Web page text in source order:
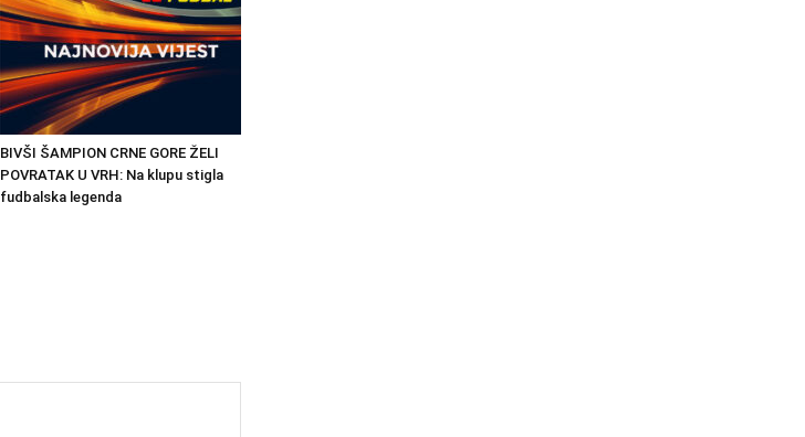
BIVŠI ŠAMPION CRNE GORE ŽELI
POVRATAK U VRH: Na klupu stigla
fudbalska legenda